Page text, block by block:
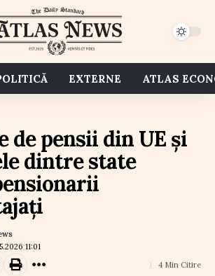
EXTERNE ATLAS
de pensii din UE și
dintre state
11:01
4 Min Citire